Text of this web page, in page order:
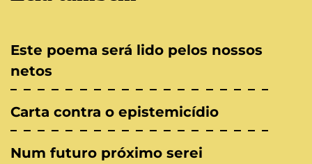
Este poema será lido pelos nossos
netos
Carta contra o epistemicídio
Num futuro próximo serei